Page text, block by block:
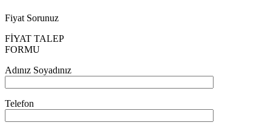
Fiyat Sorunuz
FİYAT TALEP
FORMU
Adınız Soyadınız
Telefon